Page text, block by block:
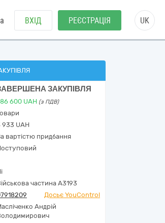
ВХІД РЕЄСТРАЦІЯ UK
ЗАКУПІВЛЯ
600 UAH (з ПДВ)
933 UAH
вартістю придбання
частина А3193
Досьє YouControl
Андрій